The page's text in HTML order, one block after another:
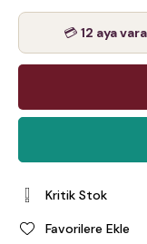
💳 12 aya
Kritik Stok
Favorilere Ekle